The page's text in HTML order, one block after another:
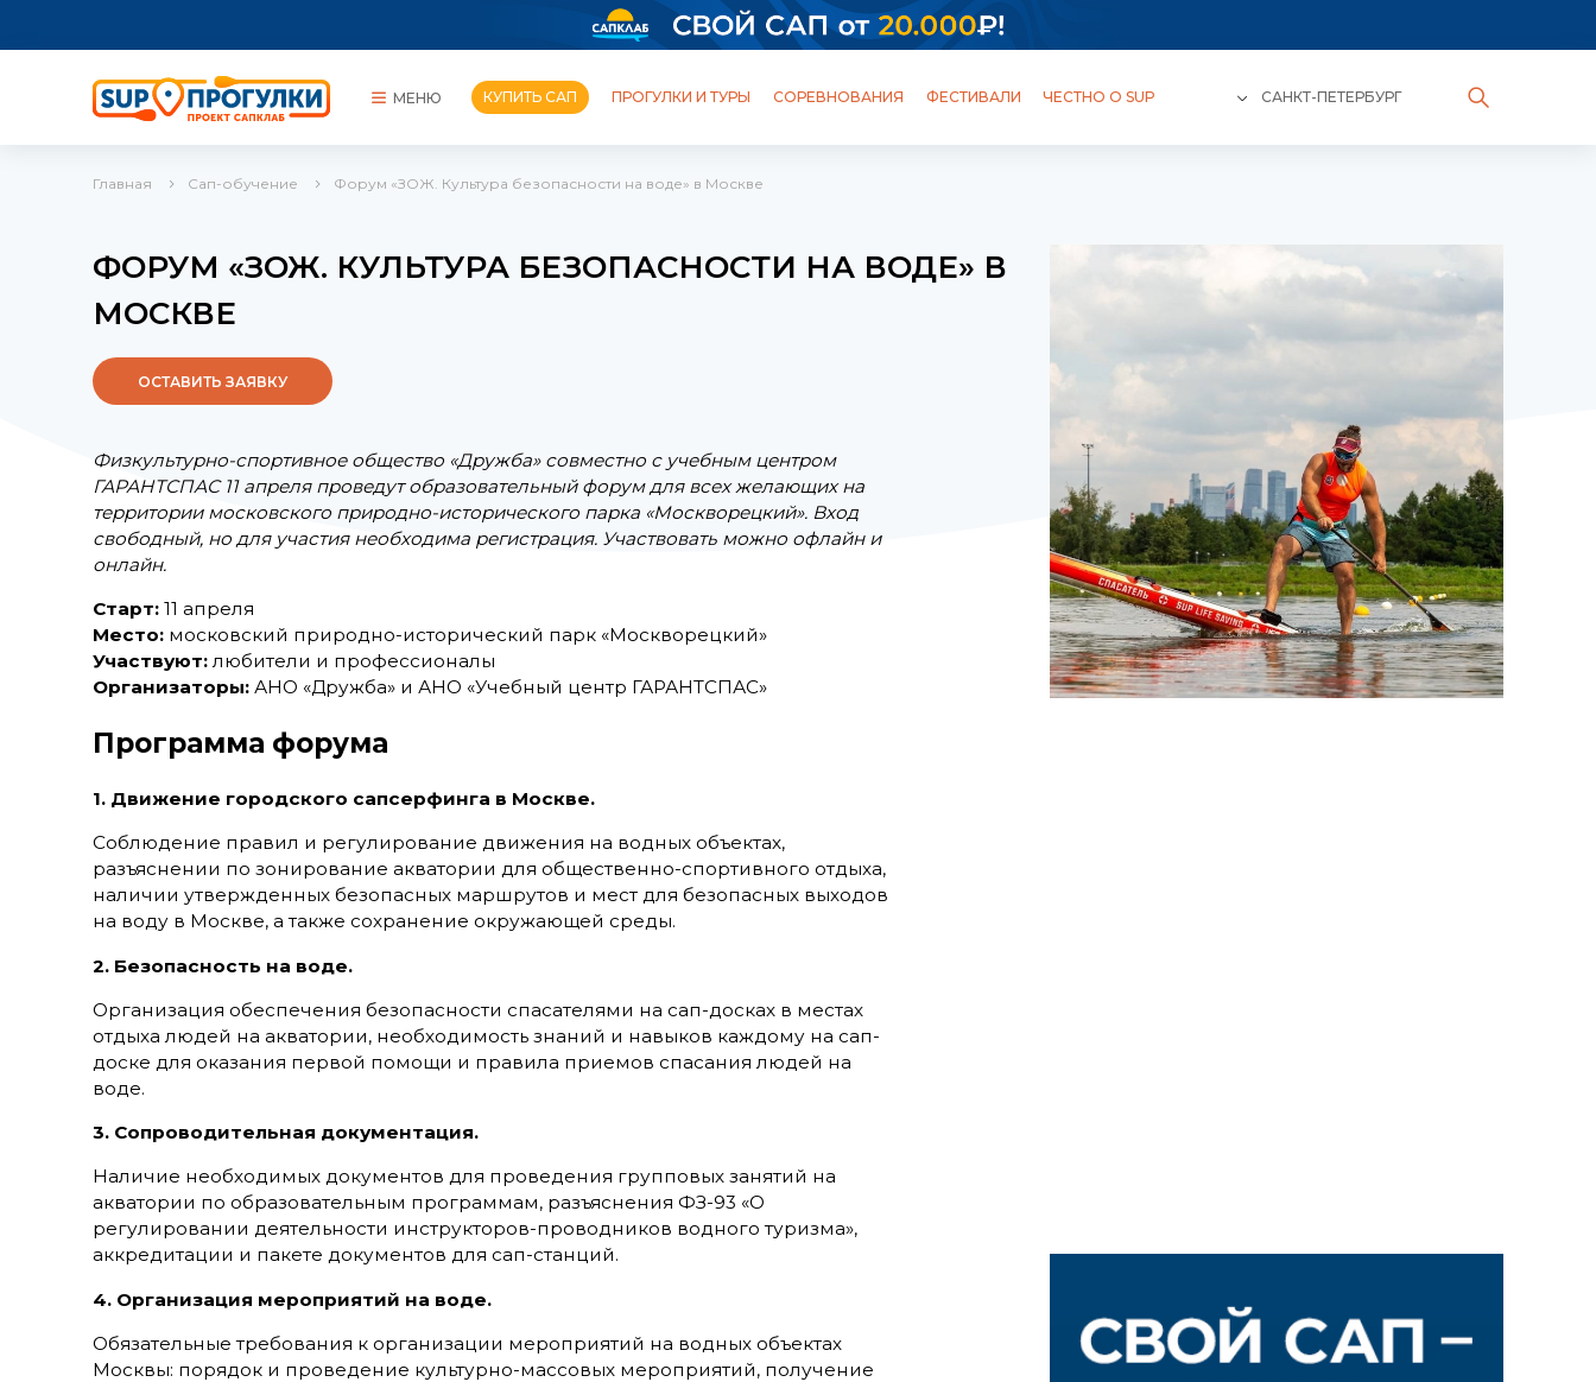
МЕНЮ
КУПИТЬ САП
КУПИТЬ САП ПРОГУЛКИ И ТУРЫ СОРЕВНОВАНИЯ ФЕСТИВАЛИ ЧЕСТНО О SUP САНКТ-ПЕТЕРБУРГ
Главная Сап-обучение Форум «ЗОЖ. Культура безопасности на воде» в Москве
ФОРУМ «ЗОЖ. КУЛЬТУРА БЕЗОПАСНОСТИ НА ВОДЕ» В
МОСКВЕ
ОСТАВИТЬ ЗАЯВКУ
Физкультурно-спортивное общество «Дружба» совместно с учебным центром
ГАРАНТСПАС 11 апреля проведут образовательный форум для всех желающих на
территории московского природно-исторического парка «Москворецкий». Вход
свободный, но для участия необходима регистрация. Участвовать можно офлайн и
онлайн.
Старт: 11 апреля
Место:московский природно-исторический парк «Москворецкий»
Участвуют:любители и профессионалы
Организаторы: АНО «Дружба» и АНО «Учебный центр ГАРАНТСПАС»
Программа форума
1. Движение городского сапсерфинга в Москве.
Соблюдение правил и регулирование движения на водных объектах,
разъяснении по зонирование акватории для общественно-спортивного отдыха,
наличии утвержденных безопасных маршрутов и мест для безопасных выходов
на воду в Москве, а также сохранение окружающей среды.
2. Безопасность на воде.
Организация обеспечения безопасности спасателями на сап-досках в местах
отдыха людей на акватории, необходимость знаний и навыков каждому на сап-
доске для оказания первой помощи и правила приемов спасания людей на
воде.
3. Сопроводительная документация.
Наличие необходимых документов для проведения групповых занятий на
акватории по образовательным программам, разъяснения ФЗ-93 «О
регулировании деятельности инструкторов-проводников водного туризма»,
аккредитации и пакете документов для сап-станций.
4. Организация мероприятий на воде.
Обязательные требования к организации мероприятий на водных объектах
Москвы: порядок и проведение культурно-массовых мероприятий, получение